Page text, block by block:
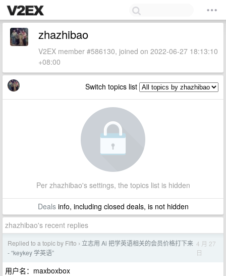
zhazhibao
V2EX member #586130, joined on 2022-06-27 18:13:10
+08:00
Switch topics list
Per zhazhibao's settings, the topics list is hidden
Dealsinfo, including closed deals, is not hidden
zhazhibao's recent replies
Replied to a topic by Fifto › 立志用 Ai 把学英语相关的会员价格打下来
- “keykey 学英语”
4 月 27
日
用户名：maxboxbox